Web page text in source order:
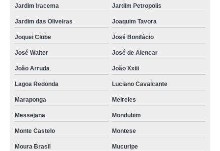
velório serviço encontrar Horizonte
velório privado Democrito Rocha
empresa que faz velório particular Centro de Fortaleza
velório fechado encontrar Conjunto Esperanca
velório serviço Pirambu
empresa de velório em funeral Serrinha
Jardim Iracema Jardim Petropolis
Jardim das Oliveiras Joaquim Tavora
Joquei Clube José Bonifácio
José Walter José de Alencar
João Arruda João Xxiii
Lagoa Redonda Luciano Cavalcante
Maraponga Meireles
Messejana Mondubim
Monte Castelo Montese
Moura Brasil Mucuripe